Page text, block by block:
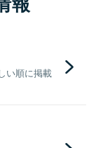
い順に掲載